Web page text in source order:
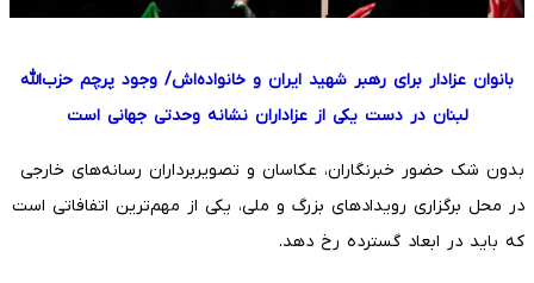
بانوان عزادار برای رهبر شهید ایران و خانواده‌اش/ وجود پرچم حزب‌الله
لبنان در دست یکی از عزاداران نشانه وحدتی جهانی است
بدون شک حضور خبرنگاران، عکاسان و تصویربرداران رسانه‌های خارجی
در محل برگزاری رویدادهای بزرگ و ملی، یکی از مهم‌ترین اتفافاتی است
که باید در ابعاد گسترده رخ دهد.